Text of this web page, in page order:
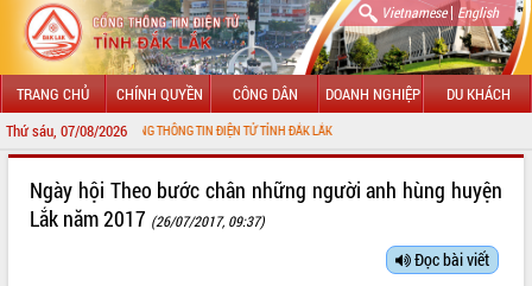
Vietnamese| English
TRANG CHỦ CHÍNH QUYỀN CÔNG DÂN DOANH NGHIỆP DU KHÁCH
Thứ sáu, 07/08/2026
VỚI CỔNG THÔNG TIN ĐIỆN TỬ TỈNH ĐẮK LẮK
LÃNH ĐẠO UBND TỈNH
Ngày hội Theo bước chân những người anh hùng huyện
Lắk năm 2017 (26/07/2017, 09:37)
Đọc bài viết